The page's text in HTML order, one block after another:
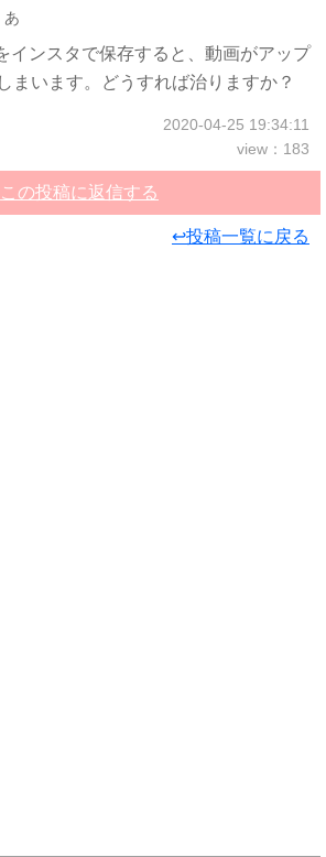
あ
インスタで保存すると、動画がアップ
まいます。どうすれば治りますか？
2020-04-25 19:34:11
view：183
この投稿に返信する
↩投稿一覧に戻る